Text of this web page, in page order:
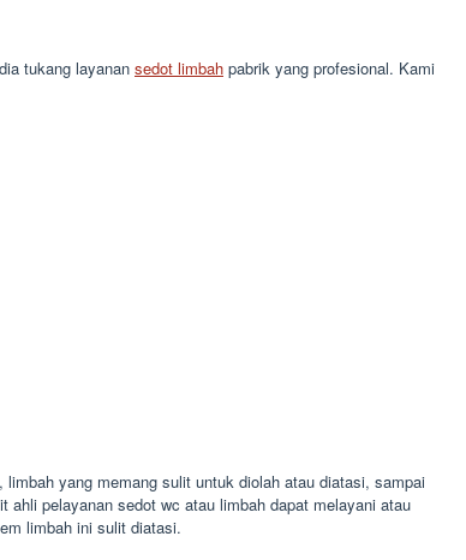
tukang layanan sedot limbah pabrik yang profesional. Kami
yang memang sulit untuk diolah atau diatasi, sampai
pelayanan sedot wc atau limbah dapat melayani atau
limbah ini sulit diatasi.